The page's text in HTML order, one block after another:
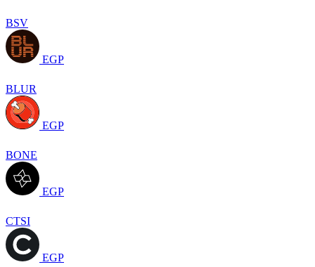
BSV
EGP
BLUR
EGP
BONE
EGP
CTSI
EGP